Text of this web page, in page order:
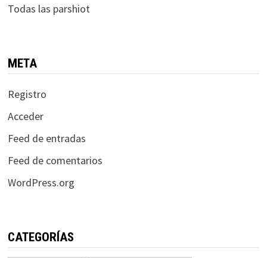
Todas las parshiot
META
Registro
Acceder
Feed de entradas
Feed de comentarios
WordPress.org
CATEGORÍAS